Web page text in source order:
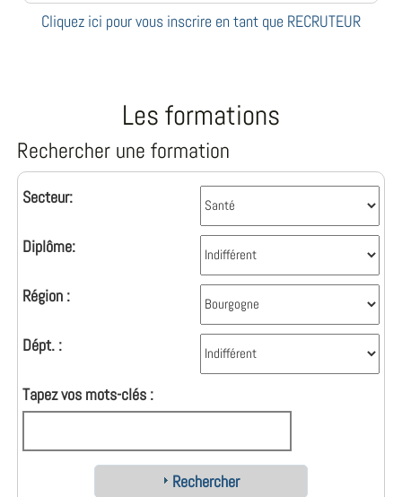
Cliquez ici pour vous inscrire en tant que RECRUTEUR
Les formations
Rechercher une formation
Secteur:
Diplôme:
Région :
Dépt. :
Tapez vos mots-clés :
Rechercher